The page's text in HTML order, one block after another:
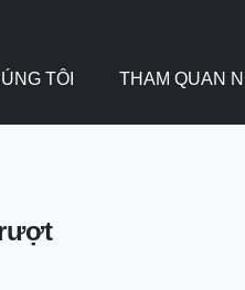
TÔI THAM QUAN